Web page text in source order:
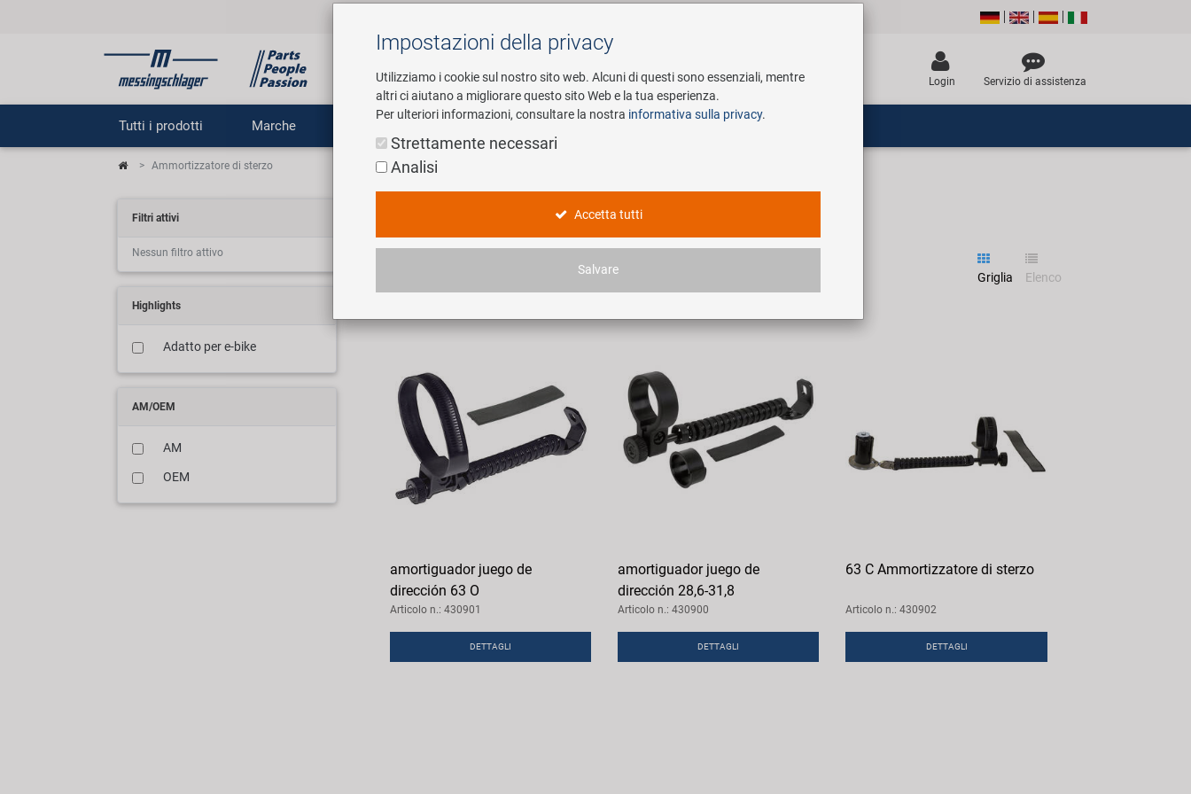
Cerca
Login Servizio di assistenza
Tutti i prodotti Marche E-Mobility
Ammortizzatore di sterzo
Filtri attivi
Nessun filtro attivo
Highlights
Adatto per e-bike
AM/OEM
AM
OEM
Griglia Elenco
amortiguador juego de
dirección 63 O
Articolo n.: 430901
DETTAGLI
amortiguador juego de
dirección 28,6-31,8
Articolo n.: 430900
DETTAGLI
63 C Ammortizzatore di sterzo
Articolo n.: 430902
DETTAGLI
Impostazioni della privacy
Utilizziamo i cookie sul nostro sito web. Alcuni di questi sono essenziali, mentre
altri ci aiutano a migliorare questo sito Web e la tua esperienza.
Per ulteriori informazioni, consultare la nostra informativa sulla privacy.
Strettamente necessari
Analisi
Accetta tutti
Salvare